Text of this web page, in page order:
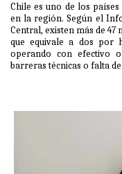
Chile es uno de los
en la región. Según el
Central, existen más de
que equivale a dos por
operando con efectivo
barreras técnicas o falta